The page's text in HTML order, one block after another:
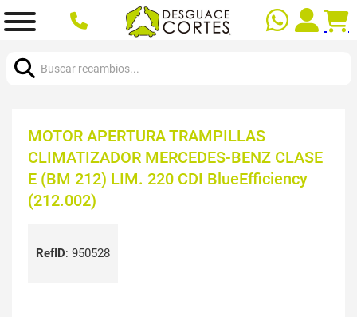
MOTOR APERTURA TRAMPILLAS
CLIMATIZADOR MERCEDES-BENZ CLASE
E (BM 212) LIM. 220 CDI BlueEfficiency
(212.002)
RefID: 950528